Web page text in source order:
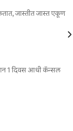
जास्तीत जास्त एकूण
1 दिवस आधी कॅन्सल